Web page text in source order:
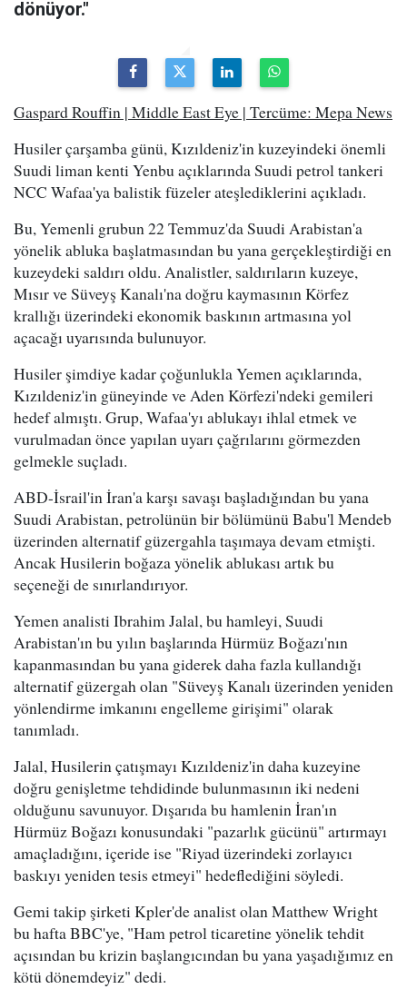
dönüyor."
Gaspard Rouffin | Middle East Eye | Tercüme: Mepa News
Husiler çarşamba günü, Kızıldeniz'in kuzeyindeki önemli
Suudi liman kenti Yenbu açıklarında Suudi petrol tankeri
NCC Wafaa'ya balistik füzeler ateşlediklerini açıkladı.
Bu, Yemenli grubun 22 Temmuz'da Suudi Arabistan'a
yönelik abluka başlatmasından bu yana gerçekleştirdiği en
kuzeydeki saldırı oldu. Analistler, saldırıların kuzeye,
Mısır ve Süveyş Kanalı'na doğru kaymasının Körfez
krallığı üzerindeki ekonomik baskının artmasına yol
açacağı uyarısında bulunuyor.
Husiler şimdiye kadar çoğunlukla Yemen açıklarında,
Kızıldeniz'in güneyinde ve Aden Körfezi'ndeki gemileri
hedef almıştı. Grup, Wafaa'yı ablukayı ihlal etmek ve
vurulmadan önce yapılan uyarı çağrılarını görmezden
gelmekle suçladı.
ABD-İsrail'in İran'a karşı savaşı başladığından bu yana
Suudi Arabistan, petrolünün bir bölümünü Babu'l Mendeb
üzerinden alternatif güzergahla taşımaya devam etmişti.
Ancak Husilerin boğaza yönelik ablukası artık bu
seçeneği de sınırlandırıyor.
Yemen analisti Ibrahim Jalal, bu hamleyi, Suudi
Arabistan'ın bu yılın başlarında Hürmüz Boğazı'nın
kapanmasından bu yana giderek daha fazla kullandığı
alternatif güzergah olan "Süveyş Kanalı üzerinden yeniden
yönlendirme imkanını engelleme girişimi" olarak
tanımladı.
Jalal, Husilerin çatışmayı Kızıldeniz'in daha kuzeyine
doğru genişletme tehdidinde bulunmasının iki nedeni
olduğunu savunuyor. Dışarıda bu hamlenin İran'ın
Hürmüz Boğazı konusundaki "pazarlık gücünü" artırmayı
amaçladığını, içeride ise "Riyad üzerindeki zorlayıcı
baskıyı yeniden tesis etmeyi" hedeflediğini söyledi.
Gemi takip şirketi Kpler'de analist olan Matthew Wright
bu hafta BBC'ye, "Ham petrol ticaretine yönelik tehdit
açısından bu krizin başlangıcından bu yana yaşadığımız en
kötü dönemdeyiz" dedi.